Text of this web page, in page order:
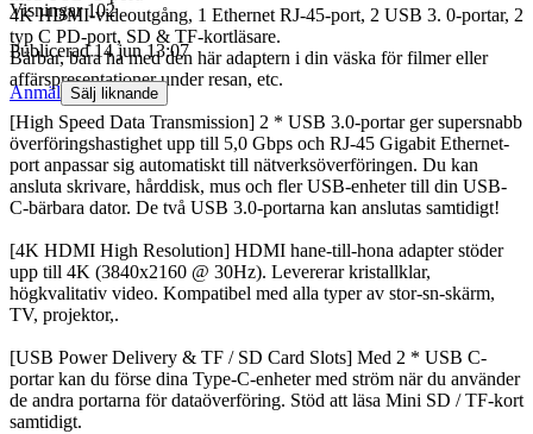
4K HDMI-videoutgång, 1 Ethernet RJ-45-port, 2 USB 3. 0-portar, 2
typ C PD-port, SD & TF-kortläsare.
Bärbar, bara ha med den här adaptern i din väska för filmer eller
affärspresentationer under resan, etc.
[High Speed Data Transmission] 2 * USB 3.0-portar ger supersnabb
överföringshastighet upp till 5,0 Gbps och RJ-45 Gigabit Ethernet-
port anpassar sig automatiskt till nätverksöverföringen. Du kan
ansluta skrivare, hårddisk, mus och fler USB-enheter till din USB-
C-bärbara dator. De två USB 3.0-portarna kan anslutas samtidigt!
[4K HDMI High Resolution] HDMI hane-till-hona adapter stöder
upp till 4K (3840x2160 @ 30Hz). Levererar kristallklar,
högkvalitativ video. Kompatibel med alla typer av stor-sn-skärm,
TV, projektor,.
[USB Power Delivery & TF / SD Card Slots] Med 2 * USB C-
portar kan du förse dina Type-C-enheter med ström när du använder
de andra portarna för dataöverföring. Stöd att läsa Mini SD / TF-kort
samtidigt.
Visningar 102
Publicerad 14 jun 13:07
Anmäl Sälj liknande